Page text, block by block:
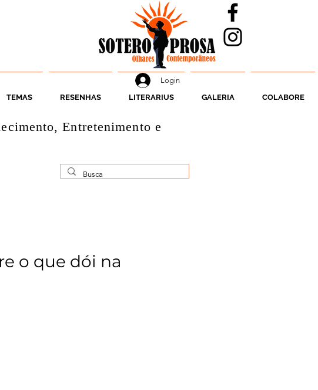
TEMAS RESENHAS LITERARIUS GALERIA COLABORE
Login
Entretenimento e
o que dói na